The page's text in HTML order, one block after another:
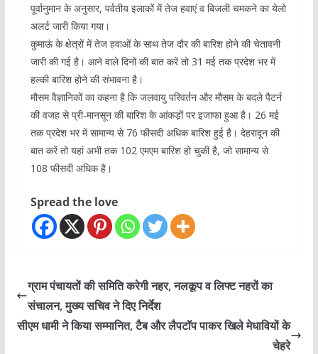
पूर्वानुमान के अनुसार, पर्वतीय इलाकों में तेज हवाएं व बिजली चमकने का येलो
अलर्ट जारी किया गया।
कुमाऊं के क्षेत्रों में तेज हवाओं के साथ तेज दौर की बारिश होने की चेतावनी
जारी की गई है। आने वाले दिनों की बात करें तो 31 मई तक प्रदेश भर में
हल्की बारिश होने की संभावना है।
मौसम वैज्ञानिकों का कहना है कि जलवायु परिवर्तन और मौसम के बदले पैटर्न
की वजह से प्री-मानसून की बारिश के आंकड़ों पर इजाफा हुआ है। 26 मई
तक प्रदेश भर में सामान्य से 76 फीसदी अधिक बारिश हुई है। देहरादून की
बात करें तो यहां अभी तक 102 एमएम बारिश हो चुकी है, जो सामान्य से
108 फीसदी अधिक है।
Spread the love
ग्राम पंचायतों की समिति करेगी नहर, नलकूप व लिफ्ट नहरों का
संचालन, मुख्य सचिव ने दिए निर्देश
सीएम धामी ने किया सम्मानित, टैब और लैपटॉप पाकर खिले मेधावियों के
चेहरे